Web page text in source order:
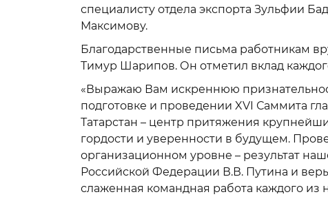
специалисту отдела экспорта Зульфии
Максимову.
Благодарственные письма работникам
Тимур Шарипов. Он отметил вклад
«Выражаю Вам искреннюю
подготовке и проведении XVI Саммита
Татарстан – центр притяжения
гордости и уверенности в будущем.
организационном уровне – результат
Российской Федерации В.В. Путина и
слаженная командная работа каждого из